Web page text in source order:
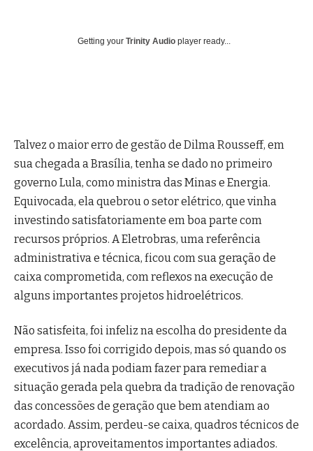
Getting your Trinity Audio player ready...
Talvez o maior erro de gestão de Dilma Rousseff, em
sua chegada a Brasília, tenha se dado no primeiro
governo Lula, como ministra das Minas e Energia.
Equivocada, ela quebrou o setor elétrico, que vinha
investindo satisfatoriamente em boa parte com
recursos próprios. A Eletrobras, uma referência
administrativa e técnica, ficou com sua geração de
caixa comprometida, com reflexos na execução de
alguns importantes projetos hidroelétricos.
Não satisfeita, foi infeliz na escolha do presidente da
empresa. Isso foi corrigido depois, mas só quando os
executivos já nada podiam fazer para remediar a
situação gerada pela quebra da tradição de renovação
das concessões de geração que bem atendiam ao
acordado. Assim, perdeu-se caixa, quadros técnicos de
excelência, aproveitamentos importantes adiados.